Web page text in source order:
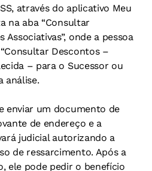
através do aplicativo Meu
na aba “Consultar
Associativas”, onde a pessoa
Descontos –
– para o Sucessor ou
análise.
enviar um documento de
de endereço e a
judicial autorizando a
de ressarcimento. Após a
ele pode pedir o benefício